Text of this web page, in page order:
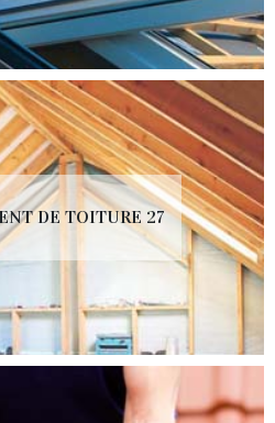
DE TOITURE 27